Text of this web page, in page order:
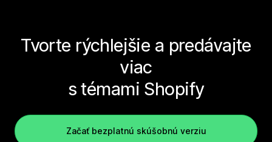
Tvorte rýchlejšie a predávajte
viac
s témami Shopify
Začať bezplatnú skúšobnú verziu